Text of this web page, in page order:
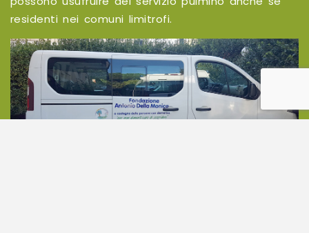
residenti nei comuni limitrofi.